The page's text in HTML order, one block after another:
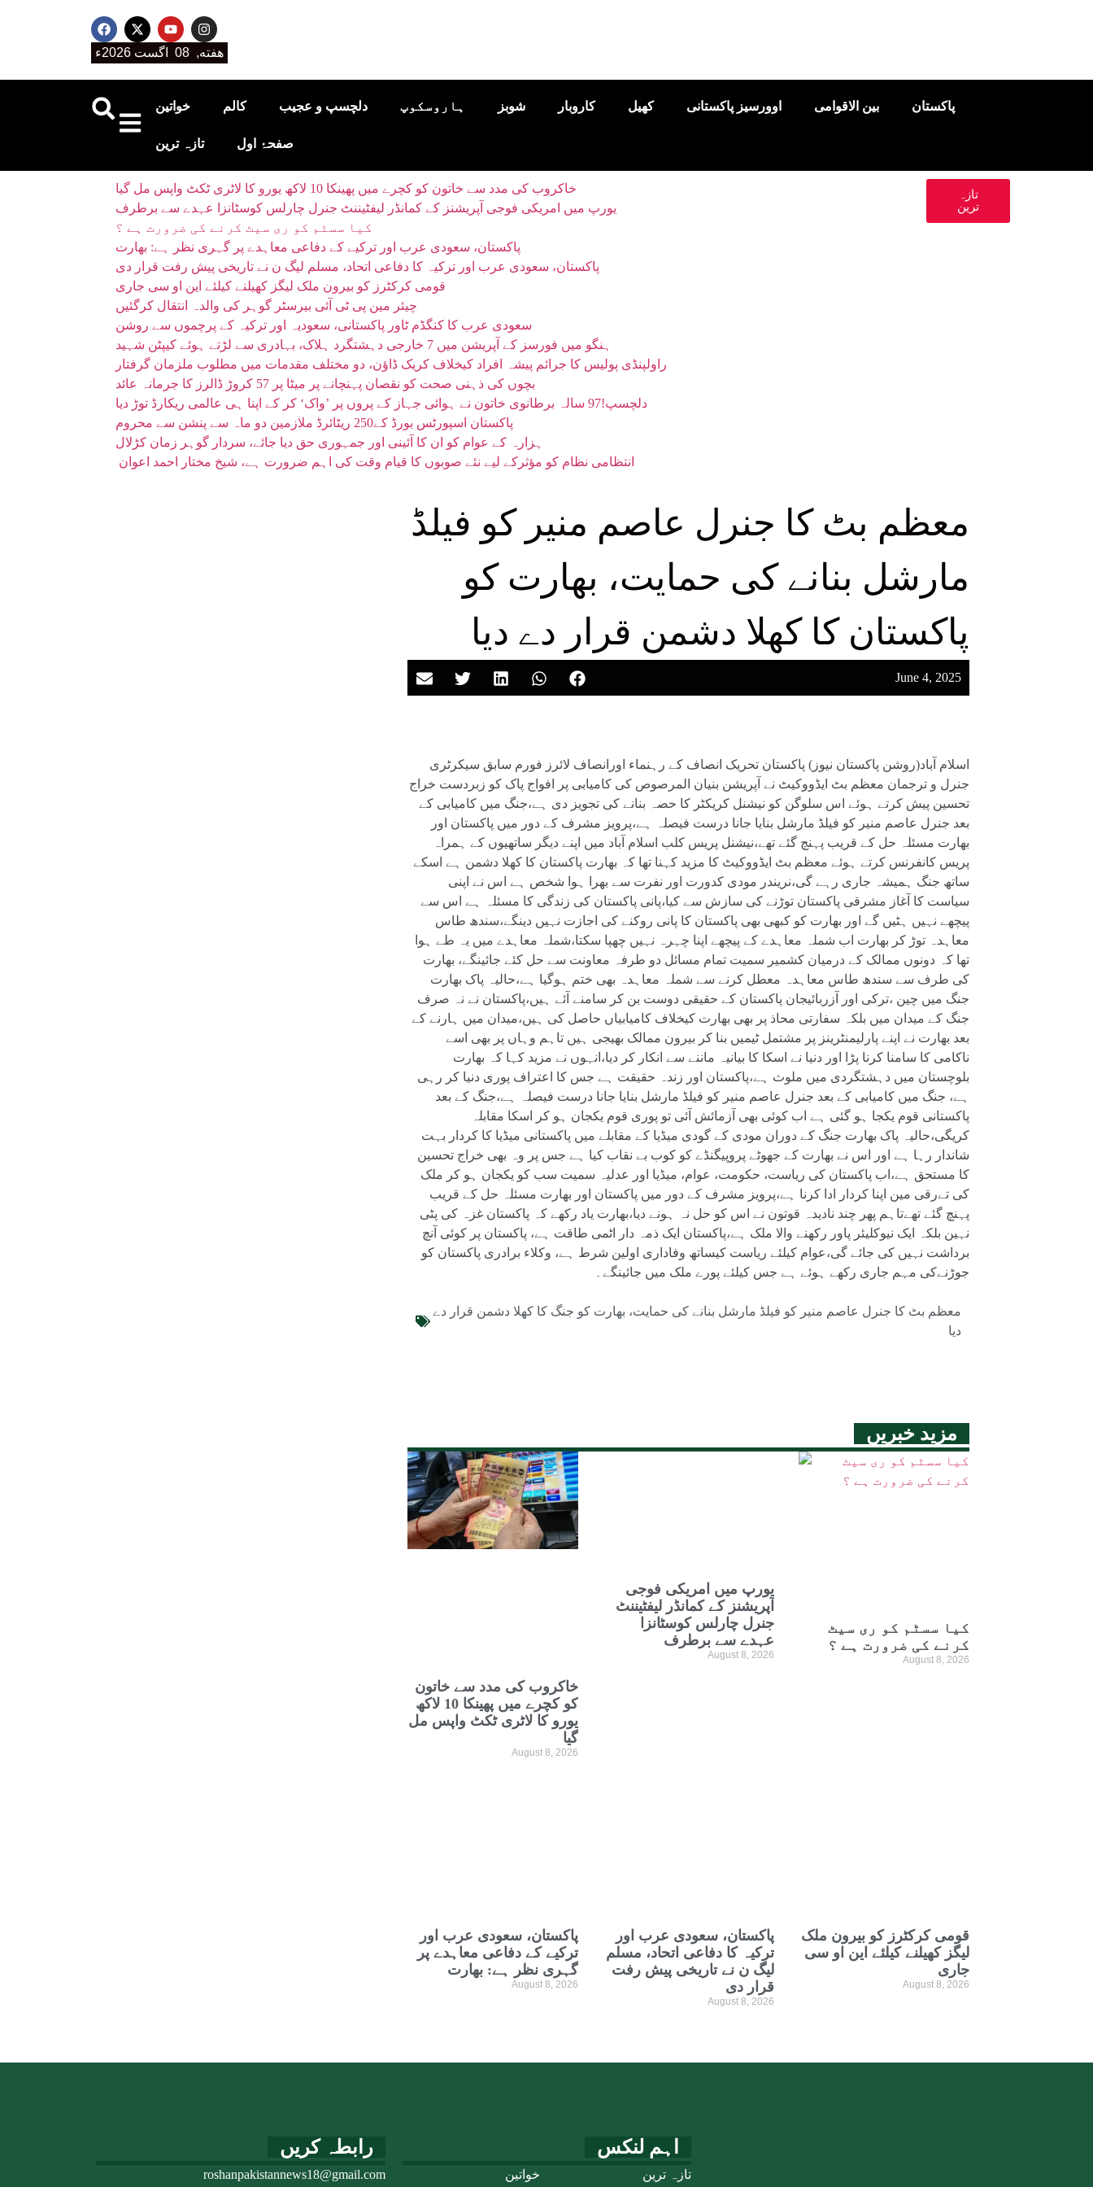
هفته, 08 اگست 2026ء
خواتین کالم دلچسپ و عجیب ہاروسکوپ شوبز کاروبار کھیل اوورسیز پاکستانی بین الاقوامی پاکستان
تازہ ترین صفحۂ اول
تازہ
ترین
خاکروب کی مدد سے خاتون کو کچرے میں پھینکا 10 لاکھ یورو کا لاٹری ٹکٹ واپس مل گیا
یورپ میں امریکی فوجی آپریشنز کے کمانڈر لیفٹیننٹ جنرل چارلس کوسٹانزا عہدے سے برطرف
کیا سسٹم کو ری سیٹ کرنے کی ضرورت ہے ؟
پاکستان، سعودی عرب اور ترکیے کے دفاعی معاہدے پر گہری نظر ہے: بھارت
پاکستان، سعودی عرب اور ترکیہ کا دفاعی اتحاد، مسلم لیگ ن نے تاریخی پیش رفت قرار دی
قومی کرکٹرز کو بیرون ملک لیگز کھیلنے کیلئے این او سی جاری
چیئر مین پی ٹی آئی بیرسٹر گوہر کی والدہ انتقال کرگئیں
سعودی عرب کا کنگڈم ٹاور پاکستانی، سعودیہ اور ترکیہ کے پرچموں سے روشن
ہنگو میں فورسز کے آپریشن میں 7 خارجی دہشتگرد ہلاک، بہادری سے لڑتے ہوئے کیپٹن شہید
راولپنڈی پولیس کا جرائم پیشہ افراد کیخلاف کریک ڈاؤن، دو مختلف مقدمات میں مطلوب ملزمان گرفتار
بچوں کی ذہنی صحت کو نقصان پہنچانے پر میٹا پر 57 کروڑ ڈالرز کا جرمانہ عائد
دلچسپ!97 سالہ برطانوی خاتون نے ہوائی جہاز کے پروں پر ’واک‘ کر کے اپنا ہی عالمی ریکارڈ توڑ دیا
پاکستان اسپورٹس بورڈ کے250 ریٹائرڈ ملازمین دو ماہ سے پنشن سے محروم
ہزارہ کے عوام کو ان کا آئینی اور جمہوری حق دیا جائے، سردار گوہر زمان کڑلال
انتظامی نظام کو مؤثرکے لیے نئے صوبوں کا قیام وقت کی اہم ضرورت ہے، شیخ مختار احمد اعوان
معظم بٹ کا جنرل عاصم منیر کو فیلڈ
مارشل بنانے کی حمایت، بھارت کو
پاکستان کا کھلا دشمن قرار دے دیا
June 4, 2025
اسلام آباد(روشن پاکستان نیوز) پاکستان تحریک انصاف کے رہنماء اورانصاف لائرز فورم سابق سیکرٹری
جنرل و ترجمان معظم بٹ ایڈووکیٹ نے آپریشن بنیان المرصوص کی کامیابی پر افواج پاک کو زبردست خراج
تحسین پیش کرتے ہوئے اس سلوگن کو نیشنل کریکٹر کا حصہ بنانے کی تجویز دی ہے،جنگ میں کامیابی کے
بعد جنرل عاصم منیر کو فیلڈ مارشل بنایا جانا درست فیصلہ ہے،پرویز مشرف کے دور میں پاکستان اور
بھارت مسئلہ حل کے قریب پہنچ گئے تھے،نیشنل پریس کلب اسلام آباد میں اپنے دیگر ساتھیوں کے ہمراہ
پریس کانفرنس کرتے ہوئے معظم بٹ ایڈووکیٹ کا مزید کہنا تھا کہ بھارت پاکستان کا کھلا دشمن ہے اسکے
ساتھ جنگ ہمیشہ جاری رہے گی،نریندر مودی کدورت اور نفرت سے بھرا ہوا شخص ہے اس نے اپنی
سیاست کا آغاز مشرقی پاکستان توڑنے کی سازش سے کیا،پانی پاکستان کی زندگی کا مسئلہ ہے اس سے
پیچھے نہیں ہٹیں گے اور بھارت کو کبھی بھی پاکستان کا پانی روکنے کی اجازت نہیں دینگے،سندھ طاس
معاہدہ توڑ کر بھارت اب شملہ معاہدے کے پیچھے اپنا چہرہ نہیں چھپا سکتا،شملہ معاہدے میں یہ طے ہوا
تھا کہ دونوں ممالک کے درمیان کشمیر سمیت تمام مسائل دو طرفہ معاونت سے حل کئے جائینگے، بھارت
کی طرف سے سندھ طاس معاہدہ معطل کرنے سے شملہ معاہدہ بھی ختم ہوگیا ہے،حالیہ پاک بھارت
جنگ میں چین ،ترکی اور آزربائیجان پاکستان کے حقیقی دوست بن کر سامنے آئے ہیں،پاکستان نے نہ صرف
جنگ کے میدان میں بلکہ سفارتی محاذ پر بھی بھارت کیخلاف کامیابیاں حاصل کی ہیں،میدان میں ہارنے کے
بعد بھارت نے اپنے پارلیمنٹرینز پر مشتمل ٹیمیں بنا کر بیرون ممالک بھیجی ہیں تاہم وہاں پر بھی اسے
ناکامی کا سامنا کرنا پڑا اور دنیا نے اسکا کا بیانیہ ماننے سے انکار کر دیا،انہوں نے مزید کہا کہ بھارت
بلوچستان میں دہشتگردی میں ملوث ہے،پاکستان اور زندہ حقیقت ہے جس کا اعتراف پوری دنیا کر رہی
ہے، جنگ میں کامیابی کے بعد جنرل عاصم منیر کو فیلڈ مارشل بنایا جانا درست فیصلہ ہے،جنگ کے بعد
پاکستانی قوم یکجا ہو گئی ہے اب کوئی بھی آزمائش آئی تو پوری قوم یکجان ہو کر اسکا مقابلہ
کریگی،حالیہ پاک بھارت جنگ کے دوران مودی کے گودی میڈیا کے مقابلے میں پاکستانی میڈیا کا کردار بہت
شاندار رہا ہے اور اس نے بھارت کے جھوٹے پروپیگنڈے کو کوب بے نقاب کیا ہے جس پر وہ بھی خراج تحسین
کا مستحق ہے،اب پاکستان کی ریاست، حکومت، عوام، میڈیا اور عدلیہ سمیت سب کو یکجان ہو کر ملک
کی تےرقی مین اپنا کردار ادا کرنا ہے،پرویز مشرف کے دور میں پاکستان اور بھارت مسئلہ حل کے قریب
پہنچ گئے تھےتاہم پھر چند نادیدہ قوتون نے اس کو حل نہ ہونے دیا،بھارت یاد رکھے کہ پاکستان غزہ کی پٹی
نہین بلکہ ایک نیوکلیئر پاور رکھنے والا ملک ہے،پاکستان ایک ذمہ دار اٹمی طاقت ہے، پاکستان پر کوئی آنچ
برداشت نہیں کی جائے گی،عوام کیلئے ریاست کیساتھ وفاداری اولین شرط ہے، وکلاء برادری پاکستان کو
جوڑنےکی مہم جاری رکھے ہوئے ہے جس کیلئے پورے ملک میں جائینگے۔
معظم بٹ کا جنرل عاصم منیر کو فیلڈ مارشل بنانے کی حمایت، بھارت کو جنگ کا کھلا دشمن قرار دے
دیا
مزید خبریں
خاکروب کی مدد سے خاتون
کو کچرے میں پھینکا 10 لاکھ
یورو کا لاٹری ٹکٹ واپس مل
گیا
August 8, 2026
یورپ میں امریکی فوجی
آپریشنز کے کمانڈر لیفٹیننٹ
جنرل چارلس کوسٹانزا
عہدے سے برطرف
August 8, 2026
کیا سسٹم کو ری سیٹ
کرنے کی ضرورت ہے ؟
August 8, 2026
پاکستان، سعودی عرب اور
ترکیے کے دفاعی معاہدے پر
گہری نظر ہے: بھارت
August 8, 2026
پاکستان، سعودی عرب اور
ترکیہ کا دفاعی اتحاد، مسلم
لیگ ن نے تاریخی پیش رفت
قرار دی
August 8, 2026
قومی کرکٹرز کو بیرون ملک
لیگز کھیلنے کیلئے این او سی
جاری
August 8, 2026
اہم لنکس
خواتین تازہ ترین
رابطہ کریں
roshanpakistannews18@gmail.com